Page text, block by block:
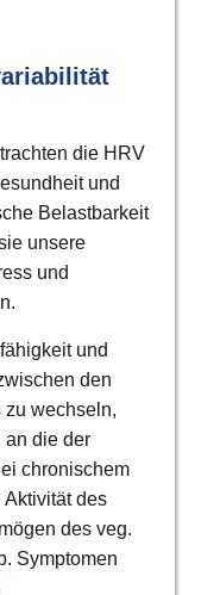
die HRV
und
Belastbarkeit
unsere
und
und
den
zu wechseln,
an die der
chronischem
des
des veg.
Symptomen